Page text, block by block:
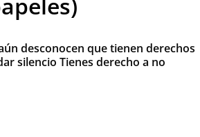
desconocen que tienen derechos
silencio Tienes derecho a no